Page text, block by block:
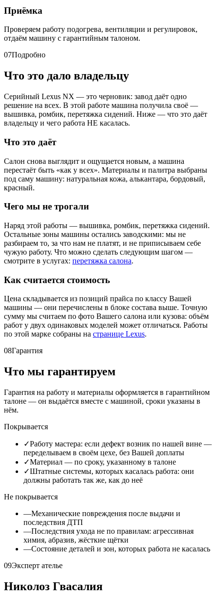
Приёмка
Проверяем работу подогрева, вентиляции и регулировок,
отдаём машину с гарантийным талоном.
07Подробно
Что это дало владельцу
Серийный Lexus NX — это черновик: завод даёт одно
решение на всех. В этой работе машина получила своё —
вышивка, ромбик, перетяжка сидений. Ниже — что это даёт
владельцу и чего работа НЕ касалась.
Что это даёт
Салон снова выглядит и ощущается новым, а машина
перестаёт быть «как у всех». Материалы и палитра выбраны
под саму машину: натуральная кожа, алькантара, бордовый,
красный.
Чего мы не трогали
Наряд этой работы — вышивка, ромбик, перетяжка сидений.
Остальные зоны машины остались заводскими: мы не
разбираем то, за что нам не платят, и не приписываем себе
чужую работу. Что можно сделать следующим шагом —
смотрите в услугах: перетяжка салона.
Как считается стоимость
Цена складывается из позиций прайса по классу Вашей
машины — они перечислены в блоке состава выше. Точную
сумму мы считаем по фото Вашего салона или кузова: объём
работ у двух одинаковых моделей может отличаться. Работы
по этой марке собраны на странице Lexus.
08Гарантия
Что мы гарантируем
Гарантия на работу и материалы оформляется в гарантийном
талоне — он выдаётся вместе с машиной, сроки указаны в
нём.
Покрывается
✓Работу мастера: если дефект возник по нашей вине —
переделываем в своём цехе, без Вашей доплаты
✓Материал — по сроку, указанному в талоне
✓Штатные системы, которых касалась работа: они
должны работать так же, как до неё
Не покрывается
—Механические повреждения после выдачи и
последствия ДТП
—Последствия ухода не по правилам: агрессивная
химия, абразив, жёсткие щётки
—Состояние деталей и зон, которых работа не касалась
09Эксперт ателье
Николоз Гвасалия